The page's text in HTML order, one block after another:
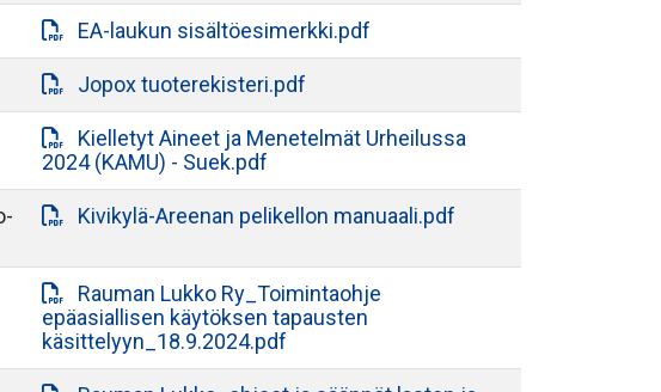
EA-laukun sisältöesimerkki.pdf
Jopox tuoterekisteri.pdf
Kielletyt Aineet ja Menetelmät Urheilussa
2024 (KAMU) - Suek.pdf
Kivikylä-Areenan pelikellon manuaali.pdf
Rauman Lukko Ry_Toimintaohje
epäasiallisen käytöksen tapausten
käsittelyyn_18.9.2024.pdf